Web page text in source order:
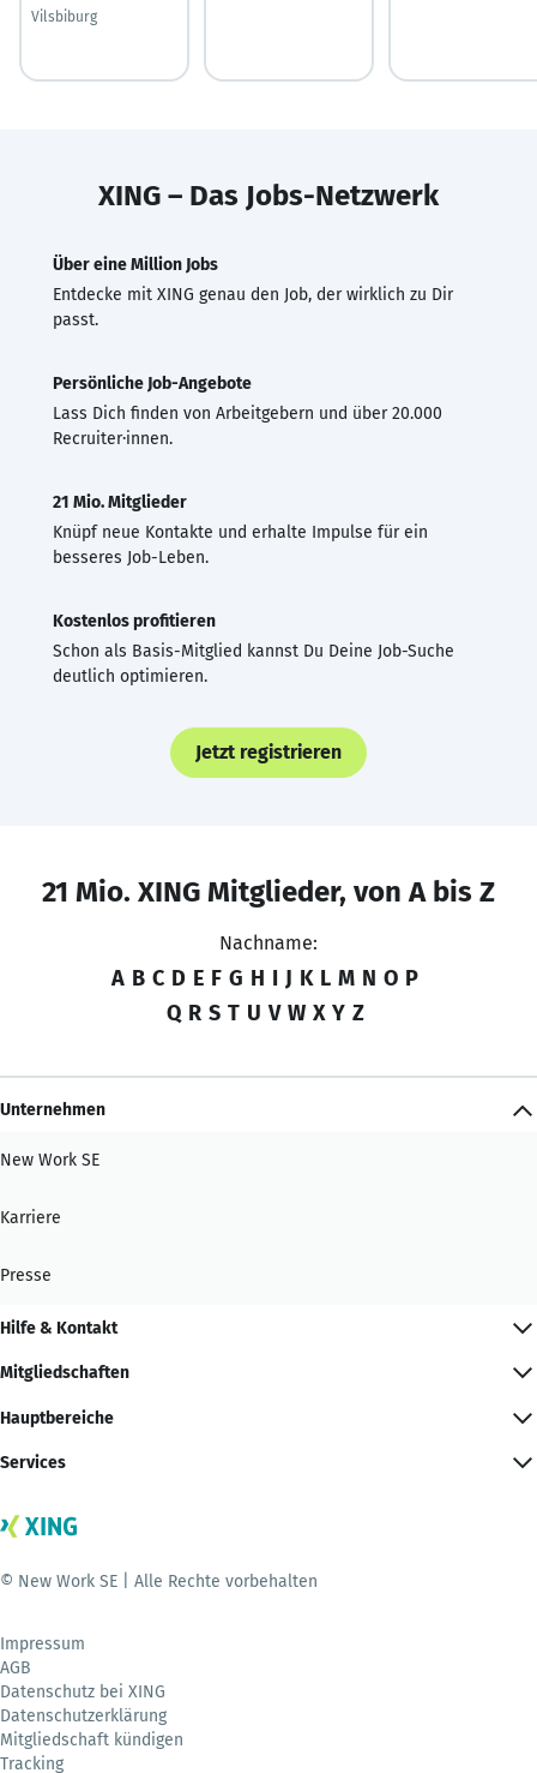
Vilsbiburg
XING – Das Jobs-Netzwerk
Über eine Million Jobs
Entdecke mit XING genau den Job, der wirklich zu Dir
passt.
Persönliche Job-Angebote
Lass Dich finden von Arbeitgebern und über 20.000
Recruiter·innen.
21 Mio. Mitglieder
Knüpf neue Kontakte und erhalte Impulse für ein
besseres Job-Leben.
Kostenlos profitieren
Schon als Basis-Mitglied kannst Du Deine Job-Suche
deutlich optimieren.
Jetzt registrieren
21 Mio. XING Mitglieder, von A bis Z
Nachname:
A B C D E F G H I J K L M N O P
Q R S T U V W X Y Z
Unternehmen
New Work SE
Karriere
Presse
Hilfe & Kontakt
Mitgliedschaften
Hauptbereiche
Services
© New Work SE | Alle Rechte vorbehalten
Impressum
AGB
Datenschutz bei XING
Datenschutzerklärung
Mitgliedschaft kündigen
Tracking